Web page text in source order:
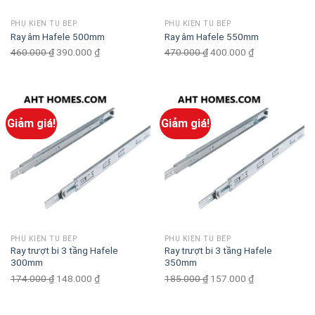
PHỤ KIỆN TỦ BẾP
Ray âm Hafele 500mm
460.000₫ Original
460.000 ₫.
390.000 ₫Current
390.000 ₫.
PHỤ KIỆN TỦ BẾP
Ray âm Hafele 550mm
470.000₫ Original
470.000 ₫.
400.000 ₫Current
400.000 ₫.
Giảm giá!
PHỤ KIỆN TỦ BẾP
Ray trượt bi 3 tầng Hafele
300mm
174.000₫ Original
148.000 ₫Current
Giảm giá!
PHỤ KIỆN TỦ BẾP
Ray trượt bi 3 tầng Hafele
350mm
185.000₫ Original
157.000 ₫Current